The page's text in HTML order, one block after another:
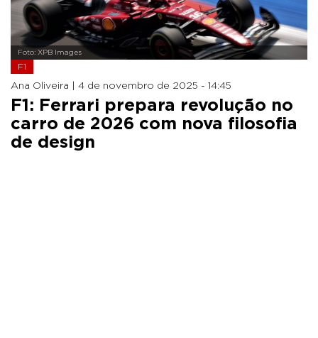
Foto: XPB Images
F1
Ana Oliveira | 4 de novembro de 2025 - 14:45
F1: Ferrari prepara revolução no
carro de 2026 com nova filosofia
de design